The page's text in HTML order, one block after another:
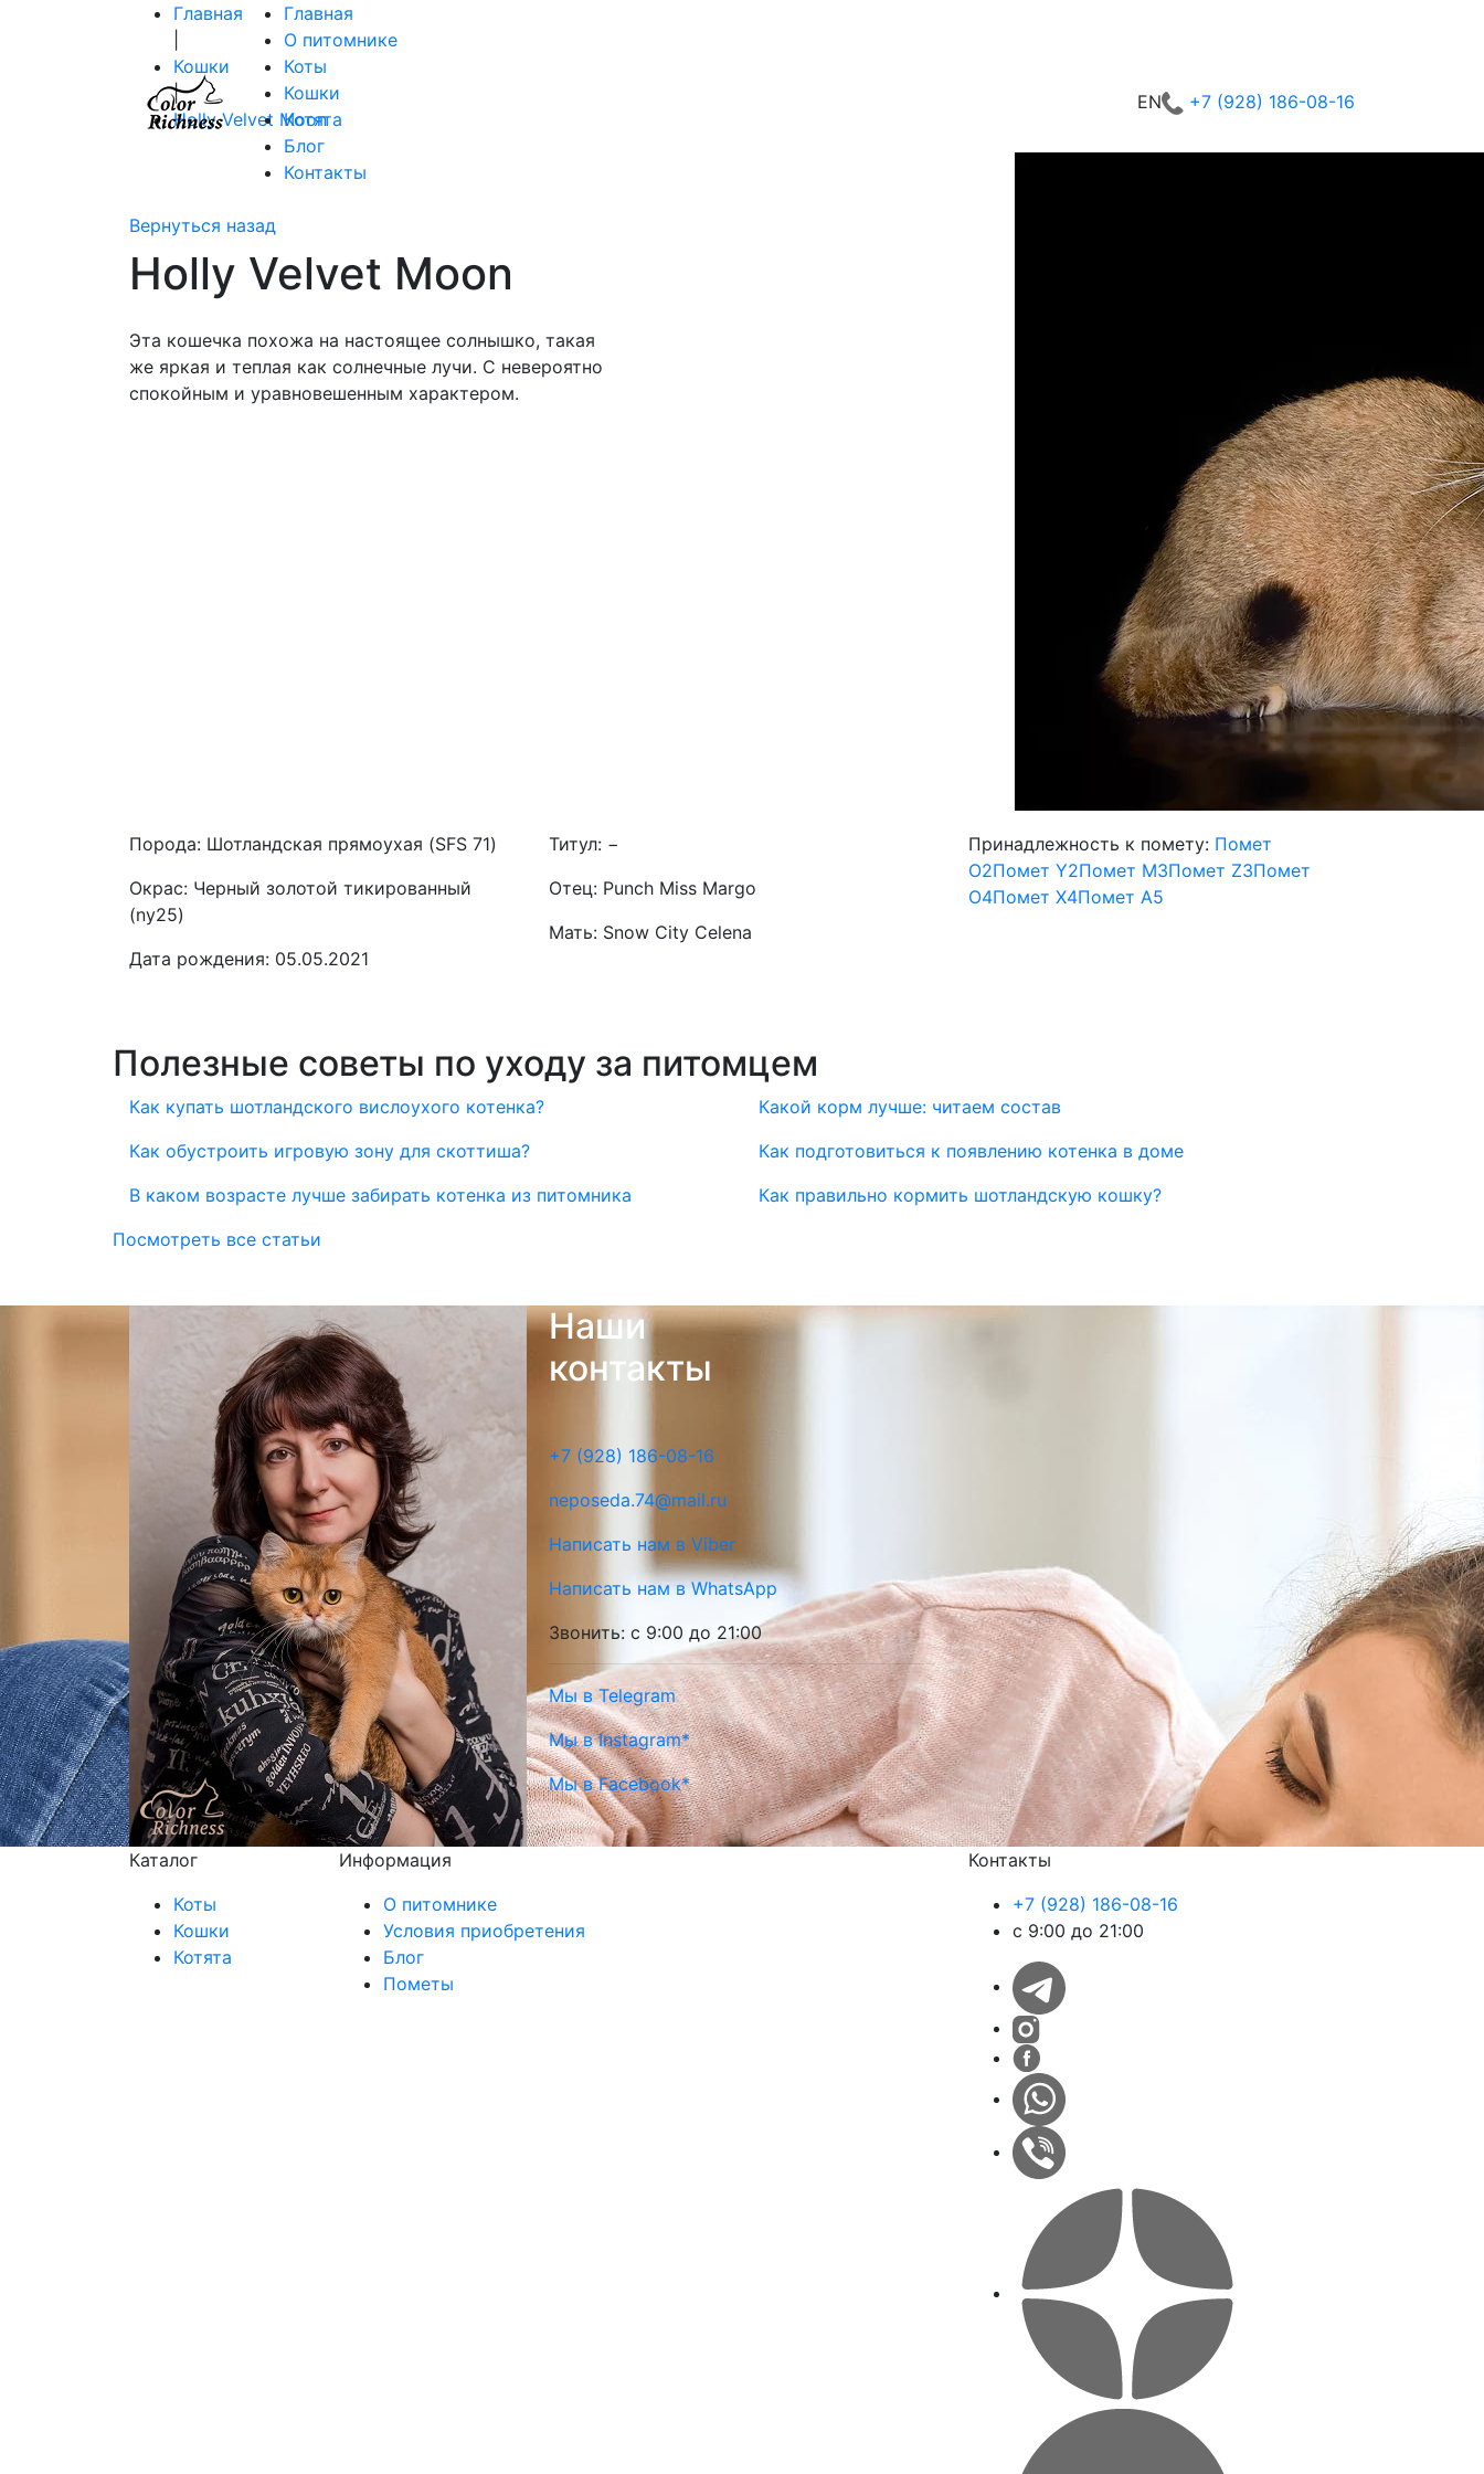
Главная
О питомнике
Коты
Кошки
Котята
Блог
Контакты
EN +7 (928) 186-08-16
Главная
Кошки
|
Holly Velvet Moon
Вернуться назад
Holly Velvet Moon
Эта кошечка похожа на настоящее солнышко, такая
же яркая и теплая как солнечные лучи. С невероятно
спокойным и уравновешенным характером.
Порода: Шотландская прямоухая (SFS 71)
Окрас: Черный золотой тикированный
(ny25)
Дата рождения: 05.05.2021
Титул: −
Отец: Punch Miss Margo
Мать: Snow City Celena
Принадлежность к помету: Помет
O2Помет Y2Помет M3Помет Z3Помет
O4Помет X4Помет А5
Полезные советы по уходу за питомцем
Как купать шотландского вислоухого котенка?
Как обустроить игровую зону для скоттиша?
В каком возрасте лучше забирать котенка из питомника
Какой корм лучше: читаем состав
Как подготовиться к появлению котенка в доме
Как правильно кормить шотландскую кошку?
Посмотреть все статьи
Наши
контакты
+7 (928) 186-08-16
neposeda.74@mail.ru
Написать нам в Viber
Написать нам в WhatsApp
Звонить: с 9:00 до 21:00
Мы в Telegram
Мы в Instagram*
Мы в Facebook*
Каталог
Коты
Кошки
Котята
Информация
О питомнике
Условия приобретения
Блог
Пометы
Контакты
+7 (928) 186-08-16
с 9:00 до 21:00